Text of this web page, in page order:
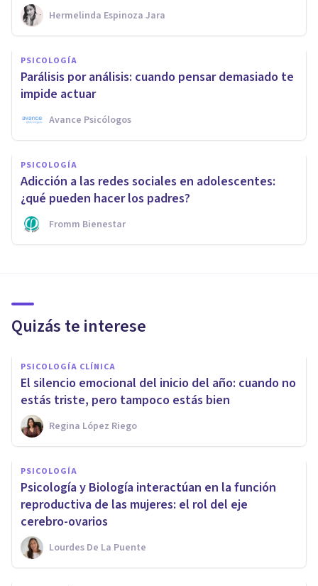
Hermelinda Espinoza Jara
PSICOLOGÍA
Parálisis por análisis: cuando pensar demasiado te
impide actuar
Avance Psicólogos
PSICOLOGÍA
Adicción a las redes sociales en adolescentes:
¿qué pueden hacer los padres?
Fromm Bienestar
Quizás te interese
PSICOLOGÍA CLÍNICA
El silencio emocional del inicio del año: cuando no
estás triste, pero tampoco estás bien
Regina López Riego
PSICOLOGÍA
Psicología y Biología interactúan en la función
reproductiva de las mujeres: el rol del eje
cerebro-ovarios
Lourdes De La Puente